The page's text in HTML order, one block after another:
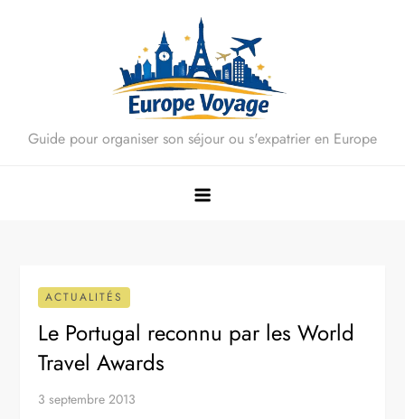
Guide pour organiser son séjour ou s'expatrier en Europe
ACTUALITÉS
Le Portugal reconnu par les World
Travel Awards
3 septembre 2013